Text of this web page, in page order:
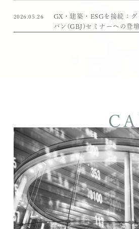
2026.05.26
GX・建築・ESGを接続：
パン(GBJ)セミナーへの登壇